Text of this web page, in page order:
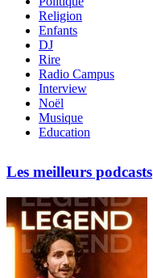
Religion
Enfants
DJ
Rire
Radio Campus
Interview
Noël
Musique
Education
Les meilleurs podcasts